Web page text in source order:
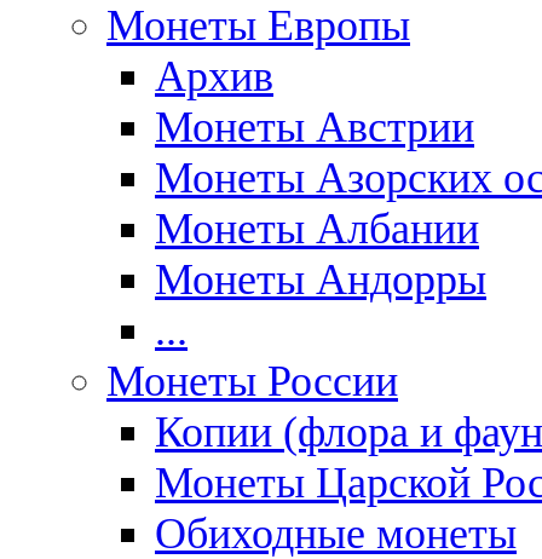
Монеты Европы
Архив
Монеты Австрии
Монеты Азорских
Монеты Албании
Монеты Андорры
...
Монеты России
Копии (флора и
Монеты Царской
Обиходные монеты